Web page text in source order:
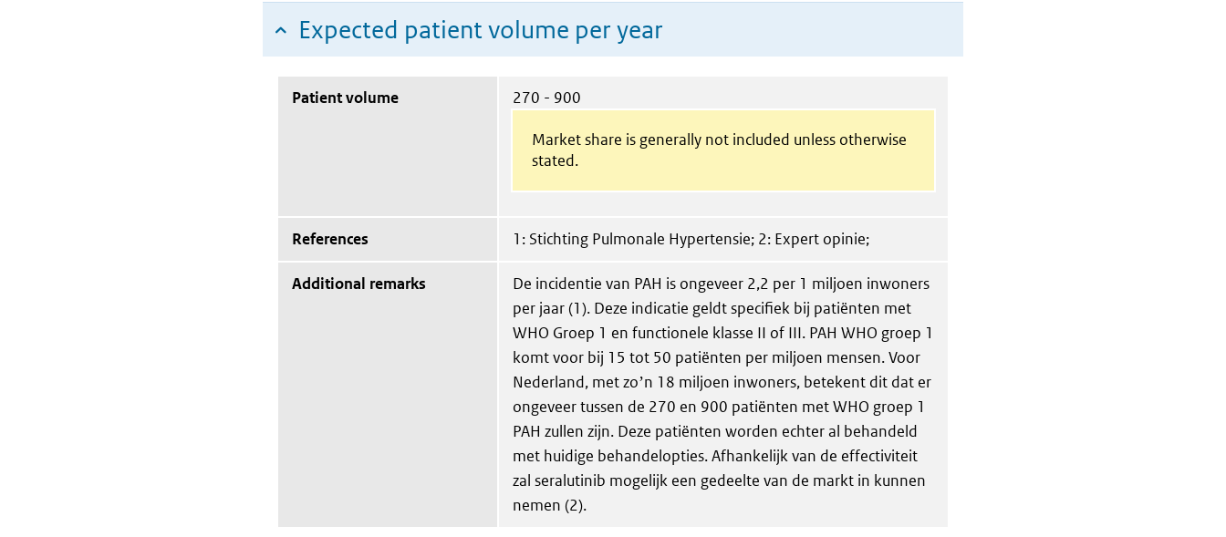
Expected patient volume per year
Patient volume 270 - 900
Market share is generally not included unless otherwise
stated.
References 1: Stichting Pulmonale Hypertensie; 2: Expert opinie;
Additional remarks
De incidentie van PAH is ongeveer 2,2 per 1 miljoen inwoners
per jaar (1). Deze indicatie geldt specifiek bij patiënten met
WHO Groep 1 en functionele klasse II of III. PAH WHO groep 1
komt voor bij 15 tot 50 patiënten per miljoen mensen. Voor
Nederland, met zoʼn 18 miljoen inwoners, betekent dit dat er
ongeveer tussen de 270 en 900 patiënten met WHO groep 1
PAH zullen zijn. Deze patiënten worden echter al behandeld
met huidige behandelopties. Afhankelijk van de effectiviteit
zal seralutinib mogelijk een gedeelte van de markt in kunnen
nemen (2).